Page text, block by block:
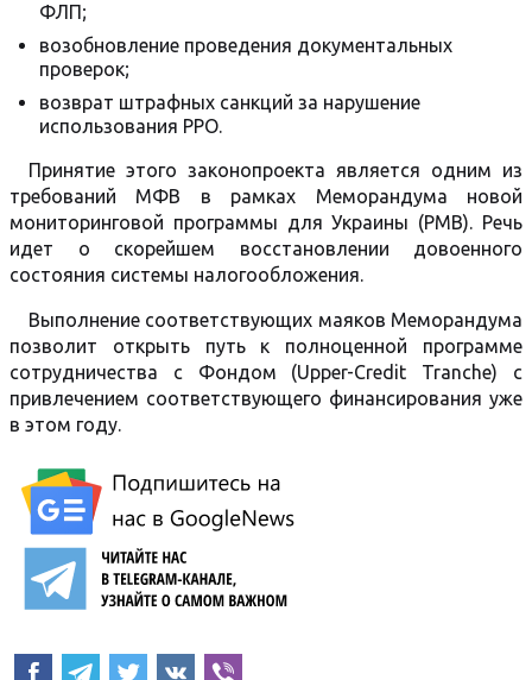
ФЛП;
возобновление проведения документальных
проверок;
возврат штрафных санкций за нарушение
использования РРО.
Принятие этого законопроекта является одним из
требований МФВ в рамках Меморандума новой
мониторинговой программы для Украины (PMB). Речь
идет о скорейшем восстановлении довоенного
состояния системы налогообложения.
Выполнение соответствующих маяков Меморандума
позволит открыть путь к полноценной программе
сотрудничества с Фондом (Upper-Credit Tranche) с
привлечением соответствующего финансирования уже
в этом году.